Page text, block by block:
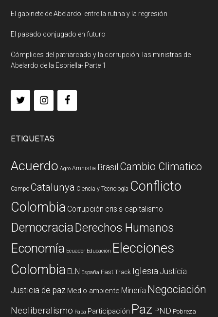
El gabinete de Abelardo: entre la rutina y la regresión
El pasado conjugado en futuro
Cómplices del patriarcado y la corrupción: las ministras de
Abelardo de la Espriella- Parte 1
ETIQUETAS
Acuerdo Agro Amnistia Brasil Cambio Climatico
Campo Catalunya Ciencia y Tecnología Conflicto
Colombia Corrupción crisis capitalismo
DemocraciaDerechos Humanos
Economía Ecuador Educación Elecciones
Colombia ELN España Fast Track Iglesia Justicia
Justicia de paz Medio ambiente Mineria Negociación
Neoliberalismo Papa Participación Paz PND Pobreza